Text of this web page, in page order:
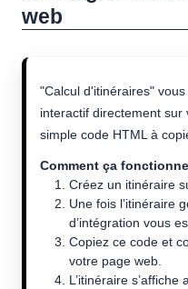
web
"Calcul d'itinéraires"
interactif directement
simple code HTML à
Comment ça
Créez un itinéraire
Une fois l’itinéraire
d’intégration vous
Copiez ce code et
votre page web.
L’itinéraire